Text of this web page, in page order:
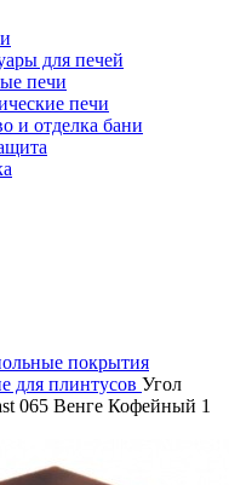
для печей
печи
печи
и отделка бани
покрытия
для плинтусов Угол
065 Венге Кофейный 1